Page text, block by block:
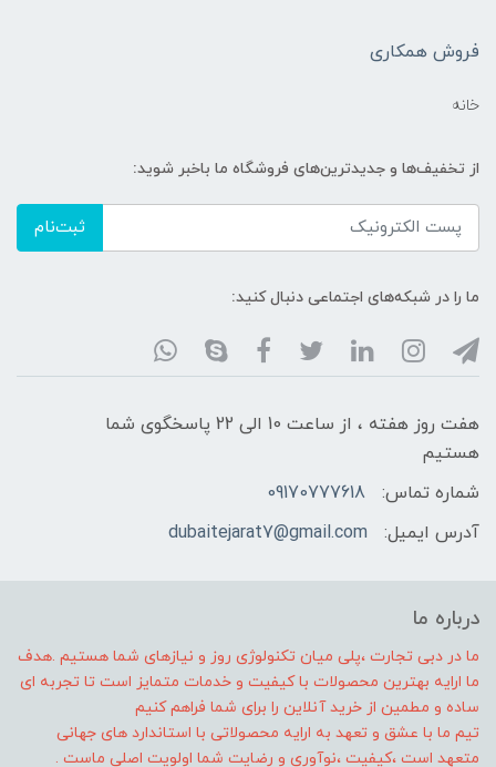
فروش همکاری
خانه
از تخفیف‌ها و جدیدترین‌های فروشگاه ما باخبر شوید:
ثبت‌نام
ما را در شبکه‌های اجتماعی دنبال کنید:
هفت روز هفته ، از ساعت 10 الی 22 پاسخگوی شما
هستیم
شماره تماس:
09170777618
آدرس ایمیل:
dubaitejarat7@gmail.com
درباره ما
ما در دبی تجارت ،پلی میان تکنولوژی روز و نیازهای شما هستیم .هدف
ما ارایه بهترین محصولات با کیفیت و خدمات متمایز است تا تجربه ای
ساده و مطمین از خرید آنلاین را برای شما فراهم کنیم
تیم ما با عشق و تعهد به ارایه محصولاتی با استاندارد های جهانی
متعهد است ،کیفیت ،نوآوری و رضایت شما اولویت اصلی ماست .